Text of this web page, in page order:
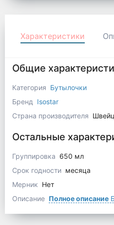
Характеристики
Общие
Категория Бутылочки
Бренд
Isostar
Страна производителя
Остальные
Группировка 650 мл
Срок годности месяца
Мерник Нет
Описание Полное описание